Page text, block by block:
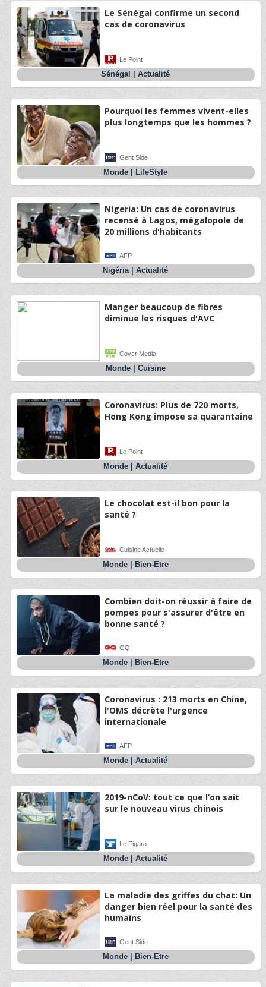
Le Sénégal confirme un second
cas de coronavirus
Le Point
Sénégal |Actualité
Pourquoi les femmes vivent-elles
plus longtemps que les hommes ?
Gent Side
Monde LifeStyle
Nigeria: Un cas de coronavirus
recensé à Lagos, mégalopole de
20 millions d'habitants
AFP
Nigéria|Actualité
Manger beaucoup de fibres
diminue les risques d'AVC
Cover Media
Monde| Cuisine
Coronavirus: Plus de 720 morts,
Hong Kong impose sa quarantaine
Le Point
Monde |Actualité
Le chocolat est-il bon pour la
santé ?
Cuisine Actuelle
Monde| Bien-Etre
Combien doit-on réussir à faire de
pompes pour s'assurer d'être en
bonne santé ?
GQ
Monde| Bien-Etre
Coronavirus : 213 morts en Chine,
l'OMS décrète l'urgence
internationale
AFP
Monde |Actualité
2019-nCoV: tout ce que l’on sait
sur le nouveau virus chinois
Le Figaro
Monde |Actualité
La maladie des griffes du chat: Un
danger bien réel pour la santé des
humains
Gent Side
Monde| Bien-Etre